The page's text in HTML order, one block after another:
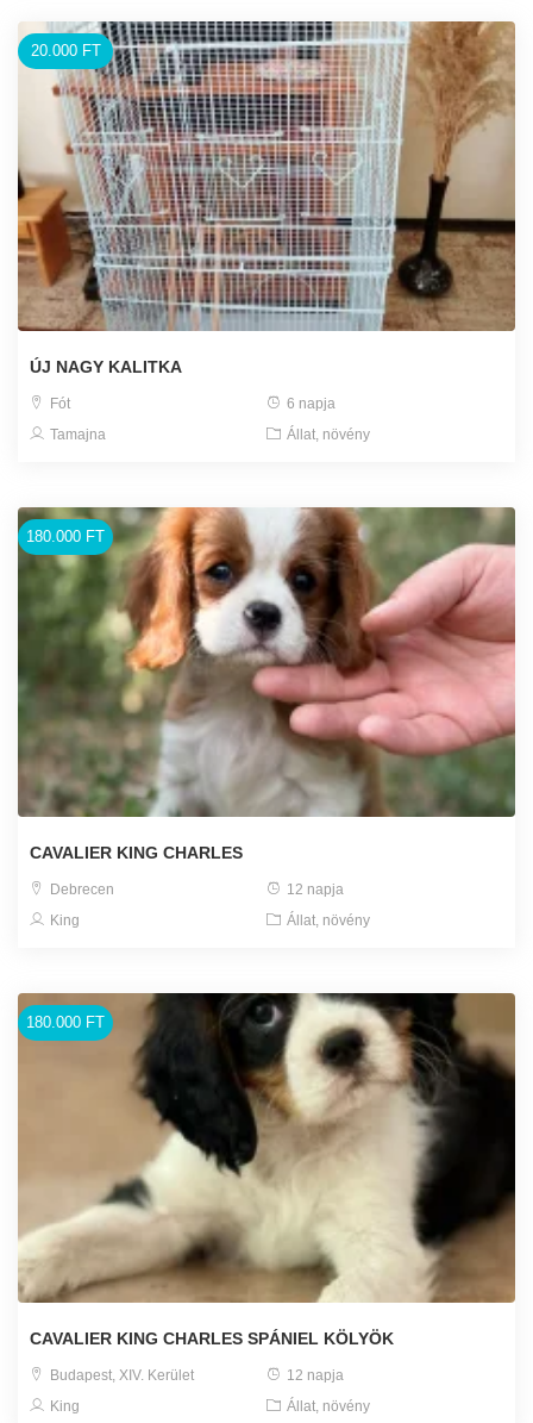
20.000 FT
ÚJ NAGY KALITKA
Fót
6 napja
Tamajna
Állat, növény
180.000 FT
CAVALIER KING CHARLES
Debrecen
12 napja
King
Állat, növény
180.000 FT
CAVALIER KING CHARLES SPÁNIEL KÖLYÖK
Budapest, XIV. Kerület
12 napja
King
Állat, növény